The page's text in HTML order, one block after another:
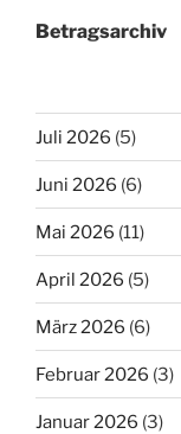
Betragsarchiv
Juli 2026 (5)
Juni 2026 (6)
Mai 2026 (11)
April 2026 (5)
März 2026 (6)
Februar 2026 (3)
Januar 2026 (3)